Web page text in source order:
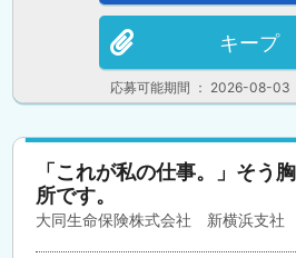
応募可能期間 ： 2026-08-
キープ
「これが私の仕事。」そう
所です。
大同生命保険株式会社 新横浜支社